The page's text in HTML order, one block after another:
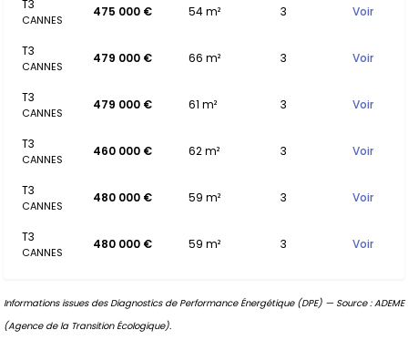
T3
CANNES
475 000 € 54 m² 3 Voir
T3
CANNES
479 000 € 66 m² 3 Voir
T3
CANNES
479 000 € 61 m² 3 Voir
T3
CANNES
460 000 € 62 m² 3 Voir
T3
CANNES
480 000 € 59 m² 3 Voir
T3
CANNES
480 000 € 59 m² 3 Voir
Informations issues des Diagnostics de Performance Énergétique (DPE) — Source : ADEME
(Agence de la Transition Écologique).